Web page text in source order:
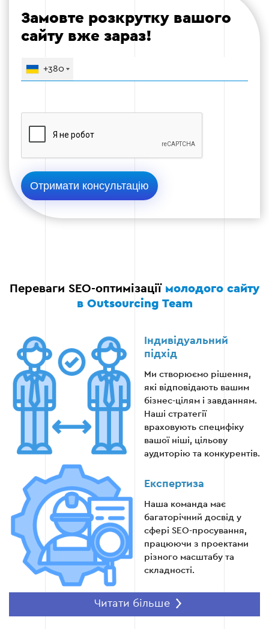
Етап 4 — Контент-маркетинг
розділу.
Створення корисного, унікального
контенту, орієнтованого на потреби
аудиторії.
Регулярне оновлення контенту для
Етап 4
Етап 5 — Зовнішнє просування
Розміщення посилань на авторитетних
Використання соціальних мереж для
підвищення впізнаваності бренду.
Взаємодія з блогерами та тематичними
сайтами.
Етап 5
Етап 6 — Аналіз та вдосконалення
Замовте розкрутку вашого
сайту вже зараз!
+380
Переваги SEO-оптимізації молодого сайту
в Outsourcing Team
Індивідуальний
підхід
Ми створюємо рішення,
які відповідають вашим
бізнес-цілям і завданням.
Наші стратегії
враховують специфіку
вашої ніші, цільову
аудиторію та конкурентів.
Експертиза
Наша команда має
багаторічний досвід у
сфері SEO-просування,
працюючи з проектами
різного масштабу та
складності.
Довготривалі
Читати більше